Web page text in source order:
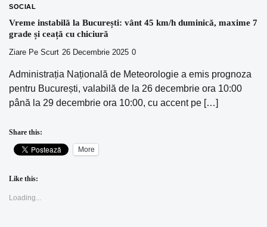
SOCIAL
Vreme instabilă la București: vânt 45 km/h duminică, maxime 7
grade și ceață cu chiciură
Ziare Pe Scurt 26 Decembrie 2025 0
Administrația Națională de Meteorologie a emis prognoza
pentru București, valabilă de la 26 decembrie ora 10:00
până la 29 decembrie ora 10:00, cu accent pe […]
Share this:
More
Like this:
Loading...